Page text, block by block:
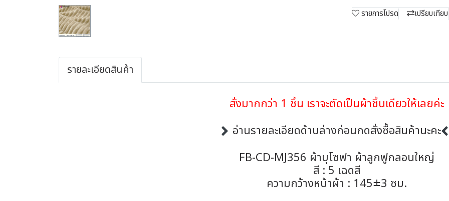
รายการโปรด เปรียบเทียบ
รายละเอียดสินค้า
สั่งมากกว่า 1 ชิ้น เราจะตัดเป็นผ้าชิ้นเดียวให้เลยค่ะ
อ่านรายละเอียดด้านล่างก่อนกดสั่งซื้อสินค้านะคะ
FB-CD-MJ356 ผ้าบุโซฟา ผ้าลูกฟูกลอนใหญ่
สี : 5 เฉดสี
ความกว้างหน้าผ้า : 145±3 ซม.